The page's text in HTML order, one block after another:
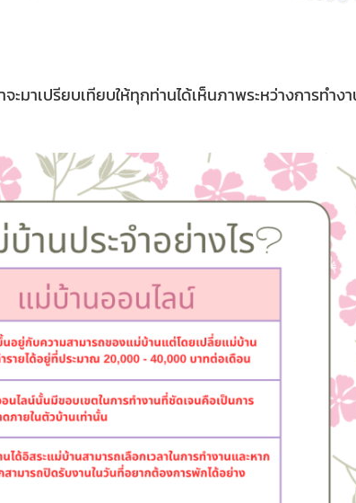
มาเปรียบเทียบให้ทุกท่านได้เห็นภาพระหว่างการทำง